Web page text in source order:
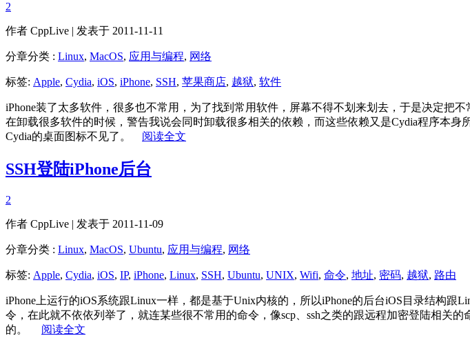
2
作者 CppLive | 发表于 2011-11-11
分章分类 : Linux, MacOS, 应用与编程, 网络
标签: Apple, Cydia, iOS, iPhone, SSH, 苹果商店, 越狱, 软件
iPhone装了太多软件，很多也不常用，为了找到常用软件，屏幕不得不划来划去，于是决定把
在卸载很多软件的时候，警告我说会同时卸载很多相关的依赖，而这些依赖又是Cydia程序本
Cydia的桌面图标不见了。 阅读全文
SSH登陆iPhone后台
2
作者 CppLive | 发表于 2011-11-09
分章分类 : Linux, MacOS, Ubuntu, 应用与编程, 网络
标签: Apple, Cydia, iOS, IP, iPhone, Linux, SSH, Ubuntu, UNIX, Wifi, 命令, 地址, 密码, 越狱, 路由
iPhone上运行的iOS系统跟Linux一样，都是基于Unix内核的，所以iPhone的后台iOS目录结构
令，在此就不依依列举了，就连某些很不常用的命令，像scp、ssh之类的跟远程加密登陆相关
的。 阅读全文